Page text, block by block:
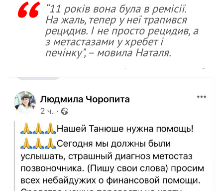
“11 років вона була в ремісії.
На жаль, тепер у неї трапився
рецидив. І не просто рецидив, а
з метастазами у хребет і
печінку", – мовила Наталя.